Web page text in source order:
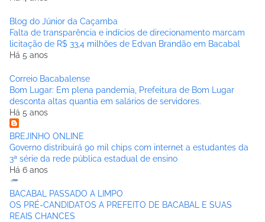
Blog do Júnior da Caçamba
Falta de transparência e indícios de direcionamento marcam
licitação de R$ 33,4 milhões de Edvan Brandão em Bacabal
Há 5 anos
Correio Bacabalense
Bom Lugar: Em plena pandemia, Prefeitura de Bom Lugar
desconta altas quantia em salários de servidores.
Há 5 anos
BREJINHO ONLINE
Governo distribuirá 90 mil chips com internet a estudantes da
3ª série da rede pública estadual de ensino
Há 6 anos
BACABAL PASSADO A LIMPO
OS PRÉ-CANDIDATOS A PREFEITO DE BACABAL E SUAS
REAIS CHANCES